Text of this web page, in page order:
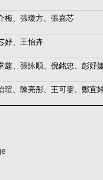
梅、張瓊方、張嘉芯
妤、王怡卉
莛、張詠順、倪銘忠、彭妤
瑄、陳亮彤、王可雯、鄭宜